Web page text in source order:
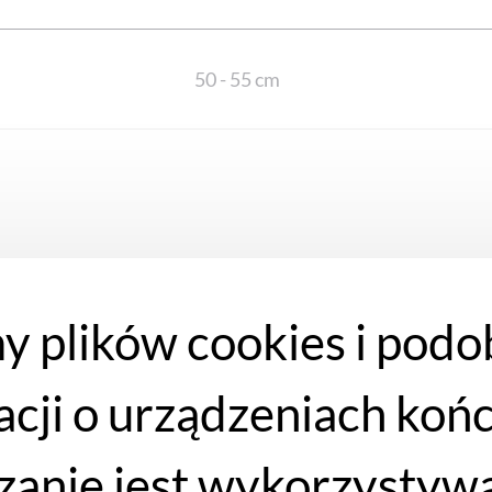
50 - 55 cm
plików cookies i
o urządzeniach